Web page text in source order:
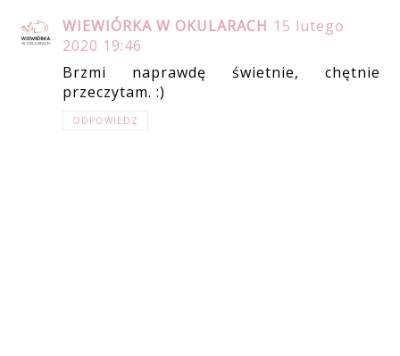
WIEWIÓRKA W OKULARACH 15 lutego
2020 19:46
Brzmi naprawdę świetnie, chętnie
przeczytam. :)
ODPOWIEDZ